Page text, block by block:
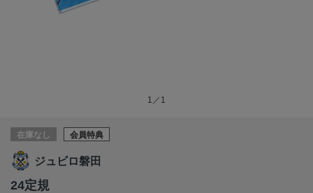
1／1
在庫なし 会員特典
ジュビロ磐田
24定規